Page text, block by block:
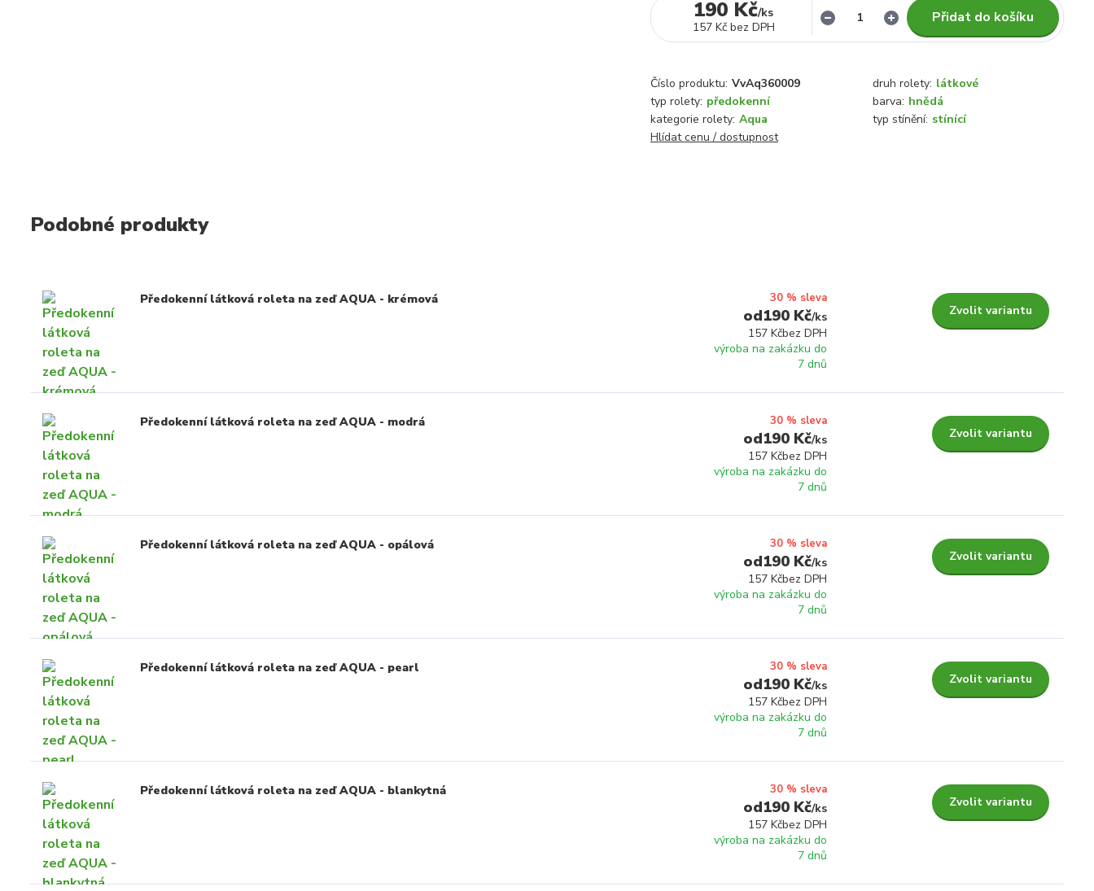
190 Kč/ks
157 Kč bez DPH
Přidat do košíku
Číslo produktu: VvAq360009 druh rolety: látkové
typ rolety: předokenní barva: hnědá
kategorie rolety: Aqua typ stínění: stínící
Hlídat cenu / dostupnost
Podobné produkty
Předokenní látková roleta na zeď AQUA - krémová 30 % sleva
190 Kč/ks
157 Kčbez DPH
výroba na zakázku do
7 dnů
Zvolit variantu
Předokenní látková roleta na zeď AQUA - modrá 30 % sleva
190 Kč/ks
157 Kčbez DPH
výroba na zakázku do
7 dnů
Zvolit variantu
Předokenní látková roleta na zeď AQUA - opálová 30 % sleva
190 Kč/ks
157 Kčbez DPH
výroba na zakázku do
7 dnů
Zvolit variantu
Předokenní látková roleta na zeď AQUA - pearl 30 % sleva
190 Kč/ks
157 Kčbez DPH
výroba na zakázku do
7 dnů
Zvolit variantu
Předokenní látková roleta na zeď AQUA - blankytná 30 % sleva
190 Kč/ks
157 Kčbez DPH
výroba na zakázku do
7 dnů
Zvolit variantu